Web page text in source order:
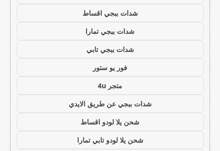
شدات ببجي اقساط
شدات ببجي تمارا
شدات ببجي تابي
فور يو ستور
متجر 4u
شدات ببجي عن طريق الايدي
شحن يلا لودو اقساط
شحن يلا لودو تابي تمارا